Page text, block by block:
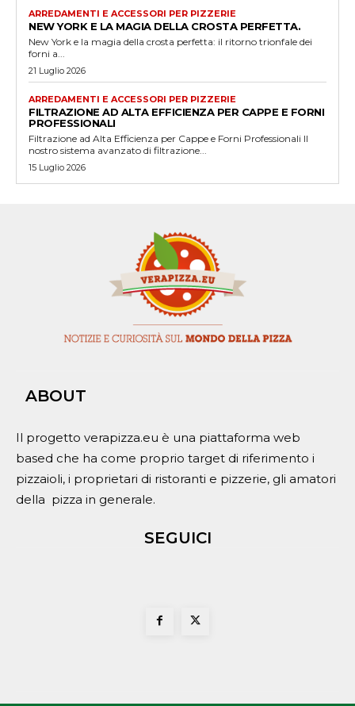
ARREDAMENTI E ACCESSORI PER PIZZERIE
NEW YORK E LA MAGIA DELLA CROSTA PERFETTA.
New York e la magia della crosta perfetta: il ritorno trionfale dei
forni a...
21 Luglio 2026
ARREDAMENTI E ACCESSORI PER PIZZERIE
FILTRAZIONE AD ALTA EFFICIENZA PER CAPPE E FORNI
PROFESSIONALI
Filtrazione ad Alta Efficienza per Cappe e Forni Professionali Il
nostro sistema avanzato di filtrazione...
15 Luglio 2026
ABOUT
Il progetto verapizza.eu è una piattaforma web
based che ha come proprio target di riferimento i
pizzaioli, i proprietari di ristoranti e pizzerie, gli amatori
della pizza in generale.
SEGUICI